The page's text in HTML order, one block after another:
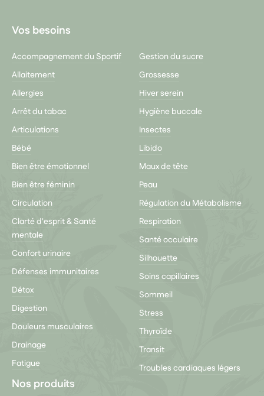
Vos besoins
Accompagnement du Sportif
Allaitement
Allergies
Arrêt du tabac
Articulations
Bébé
Bien être émotionnel
Bien être féminin
Circulation
Clarté d'esprit & Santé
mentale
Confort urinaire
Défenses immunitaires
Détox
Digestion
Douleurs musculaires
Drainage
Fatigue
Gestion du sucre
Grossesse
Hiver serein
Hygiène buccale
Insectes
Libido
Maux de tête
Peau
Régulation du Métabolisme
Respiration
Santé occulaire
Silhouette
Soins capillaires
Sommeil
Stress
Thyroïde
Transit
Troubles cardiaques légers
Nos produits